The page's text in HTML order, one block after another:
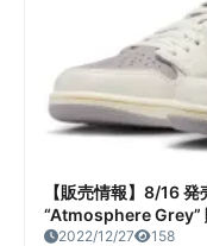
【販売情報】8/16
“Atmosphere Grey”
2022/12/27 158